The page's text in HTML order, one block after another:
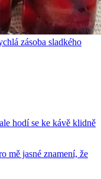
zásoba sladkého
hodí se ke kávě klidně
mě jasné znamení, že